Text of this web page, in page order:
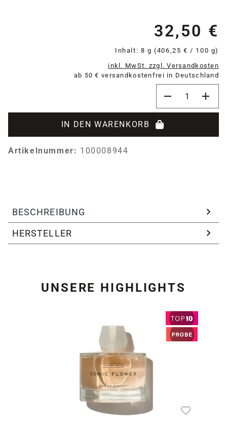
32,50 €
Inhalt: 8 g(406,25 € / 100 g)
inkl. MwSt. zzgl. Versandkosten
ab 50 € versandkostenfrei in Deutschland
IN DEN WARENKORB
Artikelnummer: 100008944
BESCHREIBUNG
HERSTELLER
UNSERE HIGHLIGHTS